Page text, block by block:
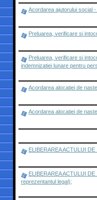
Acordarea ajutorului social
Preluarea, verificare si
Preluarea, verificare si
indemnizatiei lunare pentru
Acordarea alocatiei de
Acordarea alocatiei de
ELIBERAREA ACTULUI
ELIBERAREA ACTULUI
reprezentantul legal);